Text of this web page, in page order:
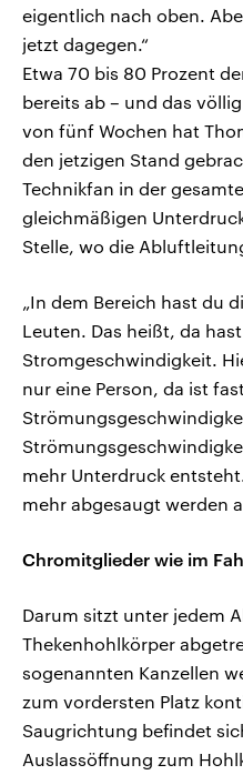
eigentlich nach oben.
jetzt dagegen.“
Etwa 70 bis 80 Prozent
bereits ab – und das
von fünf Wochen hat
den jetzigen Stand
Technikfan in der
gleichmäßigen
Stelle, wo die
„In dem Bereich hast du
Leuten. Das heißt, da
Stromgeschwindigkeit.
nur eine Person, da ist
mehr Unterdruck
mehr abgesaugt werden
Chromitglieder wie im
Darum sitzt unter jedem
Thekenhohlkörper
sogenannten Kanzellen
zum vordersten Platz
Saugrichtung befindet
Auslassöffnung zum